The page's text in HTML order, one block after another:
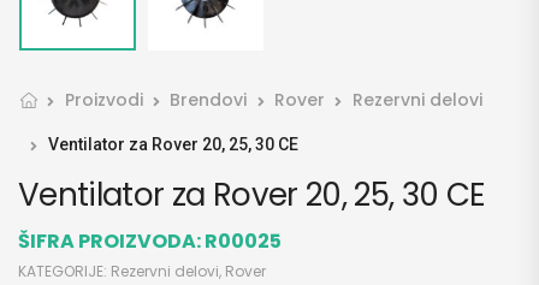
Proizvodi Brendovi Rover Rezervni delovi
Ventilator za Rover 20, 25, 30 CE
Ventilator za Rover 20, 25, 30 CE
ŠIFRA PROIZVODA:R00025
KATEGORIJE: Rezervni delovi, Rover